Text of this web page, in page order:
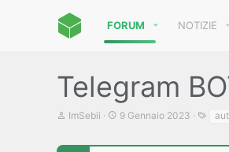
FORUM NOTIZIE
Telegram
C
ImSebii
D
9 Gennaio 2023